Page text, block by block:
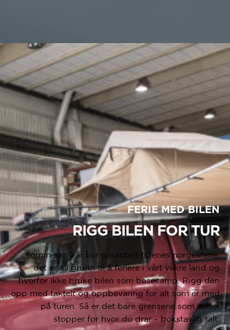
FERIE MED BILEN
RIGG BILEN FOR TUR
Sommeren i år blir garantert tidenes norgesferie,
det er all grunn til å feriere i vårt vakre land og
hvorfor ikke bruke bilen som basecamp. Rigg den
opp med taktelt og oppbevaring for alt som er med
på turen. Så er det bare grensene som setter
stopper for hvor du drar – bokstavlig talt.